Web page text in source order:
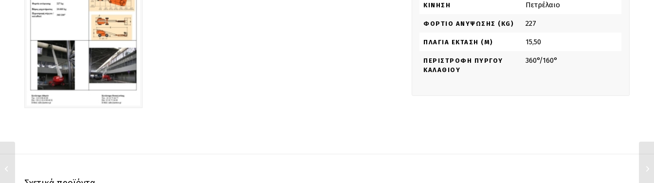
ΚΊΝΗΣΗ Πετρέλαιο
ΦΟΡΤΊΟ ΑΝΎΨΩΣΗΣ (KG) 227
ΠΛΆΓΙΑ ΈΚΤΑΣΗ (M) 15,50
ΠΕΡΙΣΤΡΟΦΉ ΠΎΡΓΟΥ
ΚΑΛΑΘΙΟΎ
360°/160°